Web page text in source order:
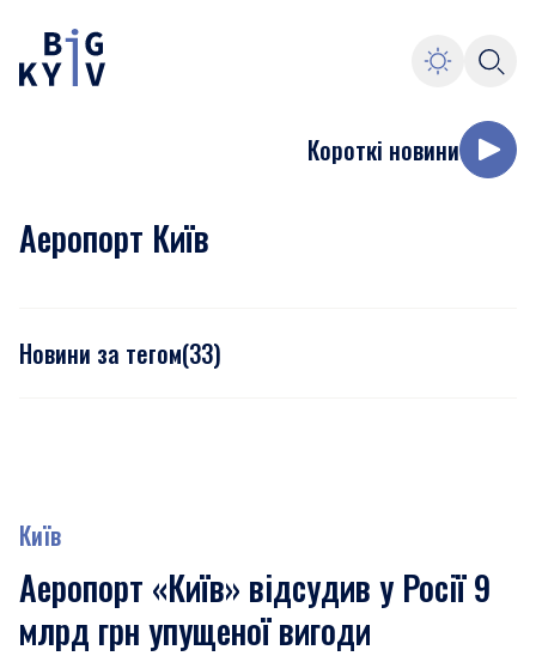
Короткі новини
Аеропорт Київ
Новини за тегом(33)
Київ
Аеропорт «Київ» відсудив у Росії 9
млрд грн упущеної вигоди